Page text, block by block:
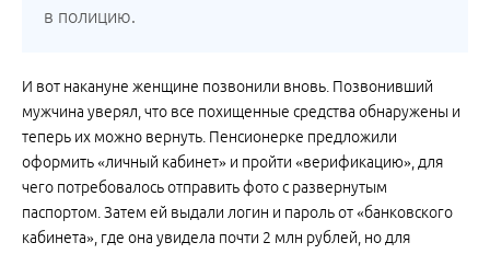
в полицию.
И вот накануне женщине позвонили вновь. Позвонивший
мужчина уверял, что все похищенные средства обнаружены и
теперь их можно вернуть. Пенсионерке предложили
оформить «личный кабинет» и пройти «верификацию», для
чего потребовалось отправить фото с развернутым
паспортом. Затем ей выдали логин и пароль от «банковского
кабинета», где она увидела почти 2 млн рублей, но для